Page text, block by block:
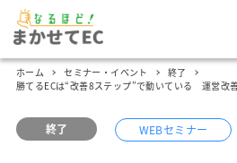
ホーム セミナー・イベント
終了
終了 WEBセミナー